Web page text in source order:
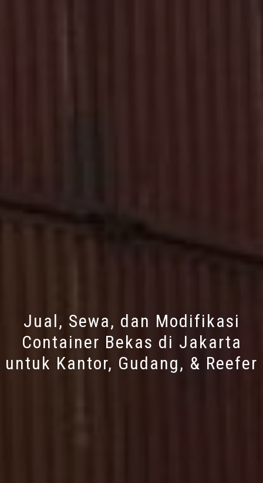
Jual, Sewa, dan Modifikasi
Container Bekas di Jakarta
untuk Kantor, Gudang, & Reefer